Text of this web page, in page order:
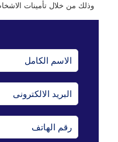
وذلك من خلال تأمينات